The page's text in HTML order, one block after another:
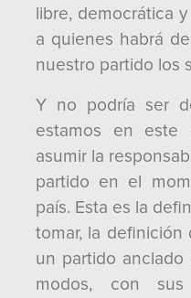
libre, democrática
a quienes habrá
nuestro partido los
Y no podría ser
estamos en este
asumir la
partido en el
país. Esta es la
tomar, la definición
un partido
modos, con